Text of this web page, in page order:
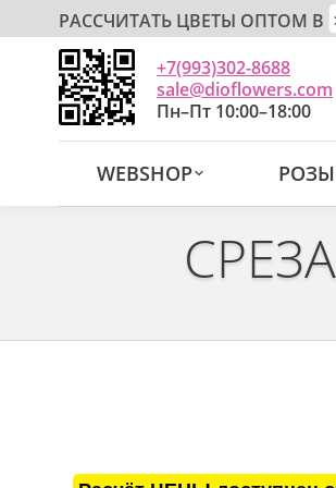
РАССЧИТАТЬ ЦВЕТЫ ОПТОМ В
+7(993)302-8688
sale@dioflowers.com
Пн–Пт 10:00–18:00
WEBSHOP